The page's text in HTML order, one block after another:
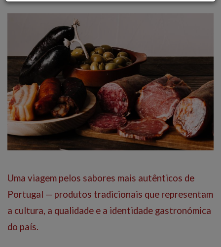
Uma viagem pelos sabores mais autênticos de
Portugal — produtos tradicionais que representam
a cultura, a qualidade e a identidade gastronómica
do país.